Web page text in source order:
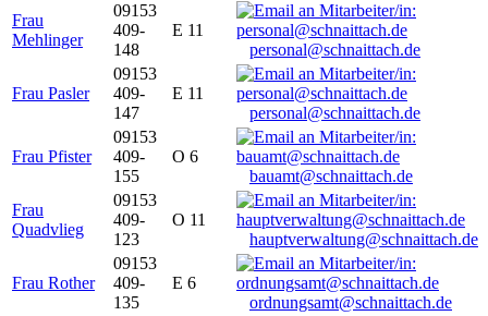
Frau
Mehlinger
09153
409-
148
E 11
personal@schnaittach.de
Frau Pasler
09153
409-
147
E 11
personal@schnaittach.de
Frau Pfister
09153
409-
155
O 6
bauamt@schnaittach.de
Frau
Quadvlieg
09153
409-
123
O 11
hauptverwaltung@schnaittach.de
Frau Rother
09153
409-
135
E 6
ordnungsamt@schnaittach.de